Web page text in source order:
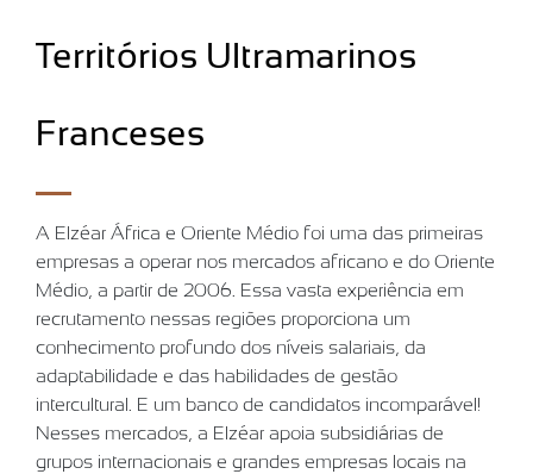
Territórios Ultramarinos
Franceses
A Elzéar África e Oriente Médio foi uma das primeiras
empresas a operar nos mercados africano e do Oriente
Médio, a partir de 2006. Essa vasta experiência em
recrutamento nessas regiões proporciona um
conhecimento profundo dos níveis salariais, da
adaptabilidade e das habilidades de gestão
intercultural. E um banco de candidatos incomparável!
Nesses mercados, a Elzéar apoia subsidiárias de
grupos internacionais e grandes empresas locais na